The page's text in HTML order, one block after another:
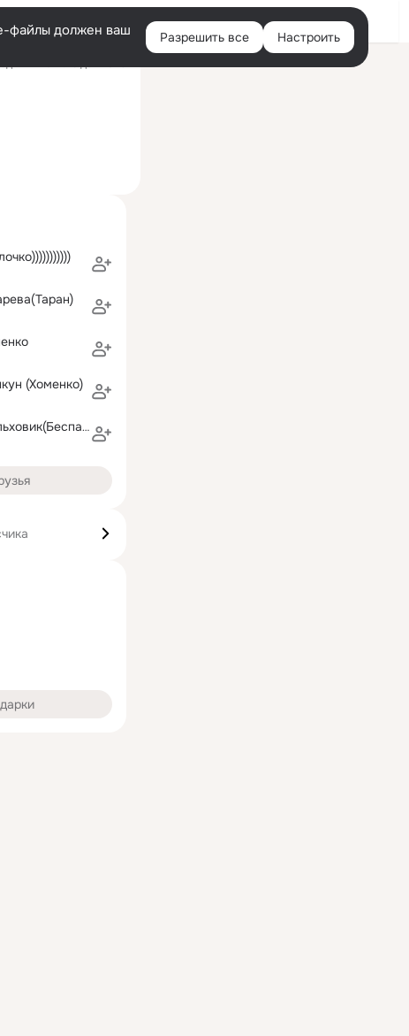
Войти
файлы должен ваш
Разрешить все Настроить
(Хоменко)
Светлана Ольховик(Беспалая)